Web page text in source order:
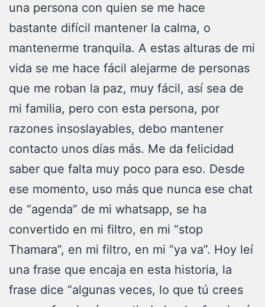
una persona con quien se me hace
bastante difícil mantener la calma, o
mantenerme tranquila. A estas alturas de mi
vida se me hace fácil alejarme de personas
que me roban la paz, muy fácil, así sea de
mi familia, pero con esta persona, por
razones insoslayables, debo mantener
contacto unos días más. Me da felicidad
saber que falta muy poco para eso. Desde
ese momento, uso más que nunca ese chat
de “agenda” de mi whatsapp, se ha
convertido en mi filtro, en mi “stop
Thamara”, en mi filtro, en mi “ya va”. Hoy leí
una frase que encaja en esta historia, la
frase dice “algunas veces, lo que tú crees